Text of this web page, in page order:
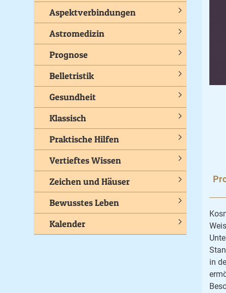
Aspektverbindungen
Astromedizin
Prognose
Belletristik
Gesundheit
Klassisch
Praktische Hilfen
Vertieftes Wissen
Zeichen und Häuser
Bewusstes Leben
Kalender
in